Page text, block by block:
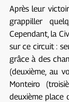
Après leur
grappiller
Cependant, la
sur ce circuit :
grâce à des
(deuxième, au
Monteiro
deuxième place